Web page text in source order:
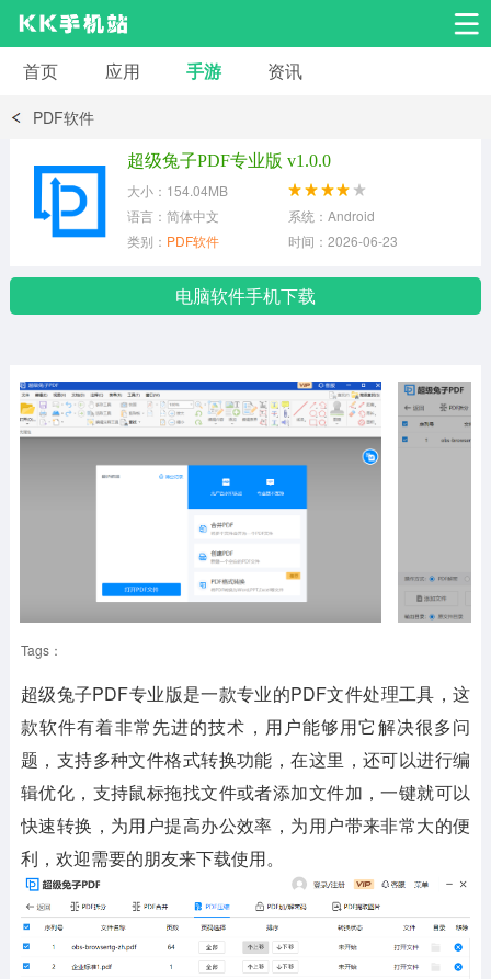
安卓应用
小说漫画
金融理财 新闻资讯 游戏辅助
安卓其它
首页 应用 手游 资讯
PDF软件
超级兔子PDF专业版 v1.0.0
大小：154.04MB
语言：简体中文
系统：Android
类别： PDF软件 时间：2026-06-23
电脑软件手机下载
Tags：
超级兔子PDF专业版是一款专业的PDF文件处理工具，这
款软件有着非常先进的技术，用户能够用它解决很多问
题，支持多种文件格式转换功能，在这里，还可以进行编
辑优化，支持鼠标拖找文件或者添加文件加，一键就可以
快速转换，为用户提高办公效率，为用户带来非常大的便
利，欢迎需要的朋友来下载使用。